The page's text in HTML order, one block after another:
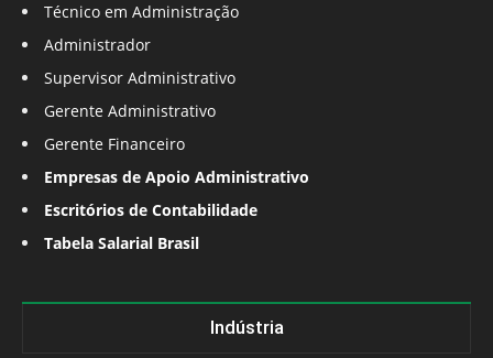
Técnico em Administração
Administrador
Supervisor Administrativo
Gerente Administrativo
Gerente Financeiro
Empresas de Apoio Administrativo
Escritórios de Contabilidade
Tabela Salarial Brasil
Indústria